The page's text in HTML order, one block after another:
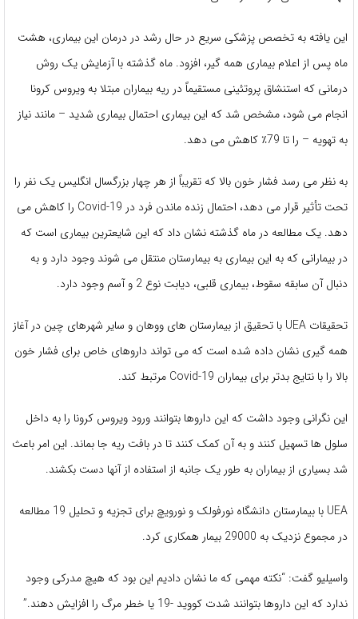
این یافته به تخصص پزشکی سریع در حال رشد در درمان این بیماری، هشت
ماه پس از اعلام بیماری همه گیر، افزود. ماه گذشته با آزمایش یک روش
درمانی که استنشاق پروتئینی مستقیماً در ریه بیماران مبتلا به ویروس کرونا
انجام می شود، مشخص شد که این بیماری احتمال بیماری شدید – مانند نیاز
به تهویه – را تا 79٪ کاهش می دهد.
به نظر می رسد فشار خون بالا که تقریباً از هر چهار بزرگسال انگلیس یک نفر را
تحت تأثیر قرار می دهد، احتمال زنده ماندن فرد در Covid-19 را کاهش می
دهد. یک مطالعه در ماه گذشته نشان داد که این شایعترین بیماری است که
در بیمارانی که به این بیماری به بیمارستان منتقل می شوند وجود دارد و به
دنبال آن سابقه سقوط، بیماری قلبی، دیابت نوع 2 و آسم وجود دارد.
تحقیقات UEA با تحقیق از بیمارستان های ووهان و سایر شهرهای چین در آغاز
همه گیری نشان داده شده است که می تواند داروهای خاص برای فشار خون
بالا را با نتایج بدتر برای بیماران Covid-19 مرتبط کند.
این نگرانی وجود داشت که این داروها بتوانند ورود ویروس کرونا را به داخل
سلول ها تسهیل کنند و به آن کمک کنند تا در بافت ریه جا بماند. این امر باعث
شد بسیاری از بیماران به طور یک جانبه از استفاده از آنها دست بکشند.
UEA با بیمارستان دانشگاه نورفولک و نورویچ برای تجزیه و تحلیل 19 مطالعه
در مجموع نزدیک به 29000 بیمار همکاری کرد.
واسیلیو گفت: “نکته مهمی که ما نشان دادیم این بود که هیچ مدرکی وجود
ندارد که این داروها بتوانند شدت کووید -19 یا خطر مرگ را افزایش دهند.”